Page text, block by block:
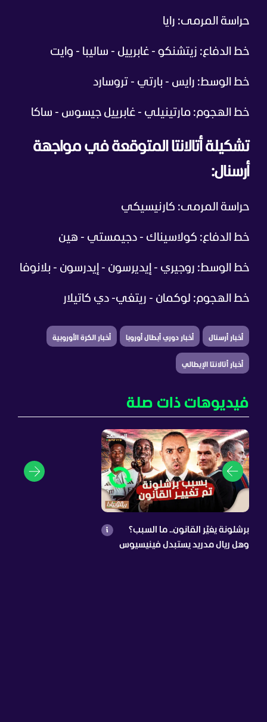
حراسة المرمى: رايا
خط الدفاع: زيتشنكو - غابرييل - ساليبا - وايت
خط الوسط: رايس - بارتي - تروسارد
خط الهجوم: مارتينيلي - غابرييل جيسوس - ساكا
تشكيلة أتالانتا المتوقعة في مواجهة
أرسنال:
حراسة المرمى: كارنيسيكي
خط الدفاع: كولاسيناك - دجيمستي - هين
خط الوسط: روجيري - إيديرسون - إيدرسون - بلانوفا
خط الهجوم: لوكمان - ريتغي- دي كاتيلار
أخبار أرسنال أخبار دوري أبطال أوروبا أخبار الكرة الأوروبية
أخبار أتالانتا الإيطالي
فيديوهات ذات صلة
برشلونة يغيّر القانون.. ما السبب؟
وهل ريال مدريد يستبدل فينيسيوس